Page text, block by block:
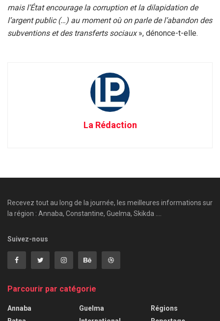
mais l’État encourage la corruption et la dilapidation de
l’argent public (…) au moment où on parle de l’abandon des
subventions et des transferts sociaux», dénonce-t-elle.
La Rédaction
Recevez tout au long de la journée, les meilleures informations sur
la région : Annaba, Constantine, Guelma, Skikda ....
Suivez-nous
Parcourir par catégorie
Annaba
Guelma
Régions